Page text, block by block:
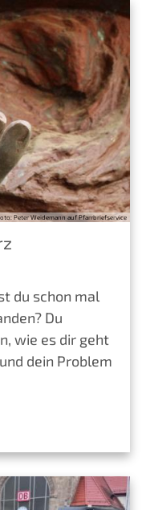
Peter Weidemann auf Pfarrbriefservice
du schon mal
Du
wie es dir geht
dein Problem